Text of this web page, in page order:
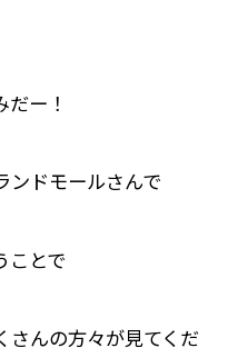
ー！
ンドモールさんで
ことで
さんの方々が見てくだ